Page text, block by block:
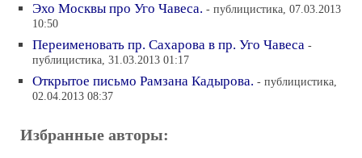
Эхо Москвы про Уго Чавеса. - публицистика, 07.03.2013
10:50
Переименовать пр. Сахарова в пр. Уго Чавеса -
публицистика, 31.03.2013 01:17
Открытое письмо Рамзана Кадырова. - публицистика,
02.04.2013 08:37
Избранные авторы: